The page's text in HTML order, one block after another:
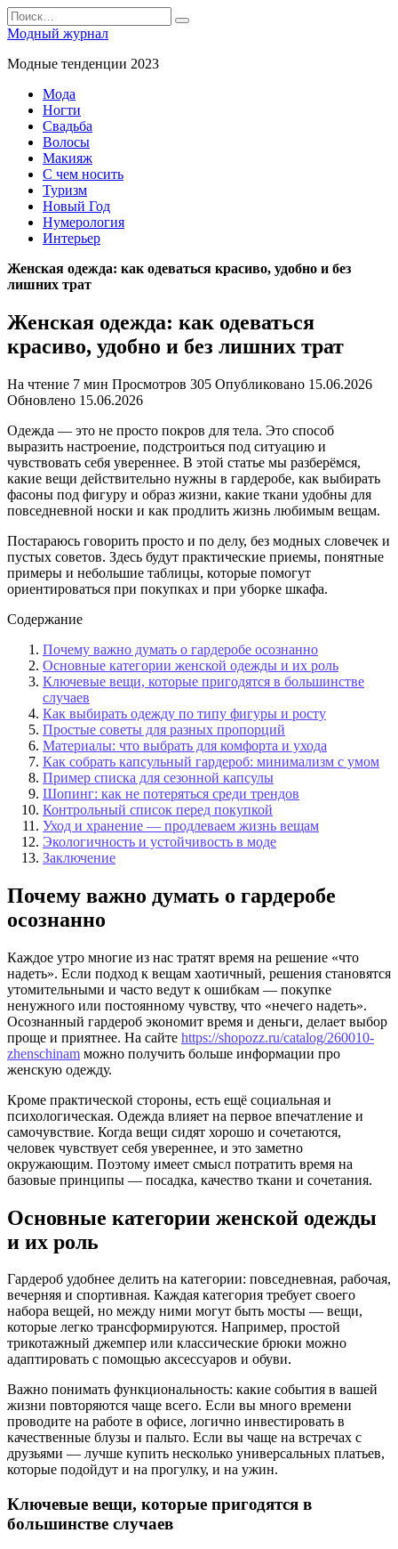
Перейти
к
содержанию
Search
for:
Модный журнал
Модные тенденции 2023
Мода
Ногти
Свадьба
Волосы
Макияж
С чем носить
Туризм
Новый Год
Нумерология
Интерьер
Женская одежда: как одеваться красиво, удобно и без
лишних трат
Женская одежда: как одеваться
красиво, удобно и без лишних трат
На чтение 7 мин Просмотров 305 Опубликовано 15.06.2026
Обновлено 15.06.2026
Одежда — это не просто покров для тела. Это способ
выразить настроение, подстроиться под ситуацию и
чувствовать себя увереннее. В этой статье мы разберёмся,
какие вещи действительно нужны в гардеробе, как выбирать
фасоны под фигуру и образ жизни, какие ткани удобны для
повседневной носки и как продлить жизнь любимым вещам.
Постараюсь говорить просто и по делу, без модных словечек и
пустых советов. Здесь будут практические приемы, понятные
примеры и небольшие таблицы, которые помогут
ориентироваться при покупках и при уборке шкафа.
Содержание
Почему важно думать о гардеробе осознанно
Основные категории женской одежды и их роль
Ключевые вещи, которые пригодятся в большинстве
случаев
Как выбирать одежду по типу фигуры и росту
Простые советы для разных пропорций
Материалы: что выбрать для комфорта и ухода
Как собрать капсульный гардероб: минимализм с умом
Пример списка для сезонной капсулы
Шопинг: как не потеряться среди трендов
Контрольный список перед покупкой
Уход и хранение — продлеваем жизнь вещам
Экологичность и устойчивость в моде
Заключение
Почему важно думать о гардеробе
осознанно
Каждое утро многие из нас тратят время на решение «что
надеть». Если подход к вещам хаотичный, решения становятся
утомительными и часто ведут к ошибкам — покупке
ненужного или постоянному чувству, что «нечего надеть».
Осознанный гардероб экономит время и деньги, делает выбор
проще и приятнее. На сайте https://shopozz.ru/catalog/260010-
zhenschinam можно получить больше информации про
женскую одежду.
Кроме практической стороны, есть ещё социальная и
психологическая. Одежда влияет на первое впечатление и
самочувствие. Когда вещи сидят хорошо и сочетаются,
человек чувствует себя увереннее, и это заметно
окружающим. Поэтому имеет смысл потратить время на
базовые принципы — посадка, качество ткани и сочетания.
Основные категории женской одежды
и их роль
Гардероб удобнее делить на категории: повседневная, рабочая,
вечерняя и спортивная. Каждая категория требует своего
набора вещей, но между ними могут быть мосты — вещи,
которые легко трансформируются. Например, простой
трикотажный джемпер или классические брюки можно
адаптировать с помощью аксессуаров и обуви.
Важно понимать функциональность: какие события в вашей
жизни повторяются чаще всего. Если вы много времени
проводите на работе в офисе, логично инвестировать в
качественные блузы и пальто. Если вы чаще на встречах с
друзьями — лучше купить несколько универсальных платьев,
которые подойдут и на прогулку, и на ужин.
Ключевые вещи, которые пригодятся в
большинстве случаев